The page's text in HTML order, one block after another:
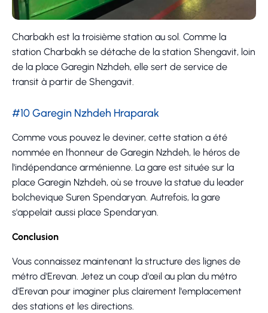
Charbakh est la troisième station au sol. Comme la
station Charbakh se détache de la station Shengavit, loin
de la place Garegin Nzhdeh, elle sert de service de
transit à partir de Shengavit.
#10 Garegin Nzhdeh Hraparak
Comme vous pouvez le deviner, cette station a été
nommée en l'honneur de Garegin Nzhdeh, le héros de
l'indépendance arménienne. La gare est située sur la
place Garegin Nzhdeh, où se trouve la statue du leader
bolchevique Suren Spendaryan. Autrefois, la gare
s'appelait aussi place Spendaryan.
Conclusion
Vous connaissez maintenant la structure des lignes de
métro d'Erevan. Jetez un coup d'œil au plan du métro
d'Erevan pour imaginer plus clairement l'emplacement
des stations et les directions.